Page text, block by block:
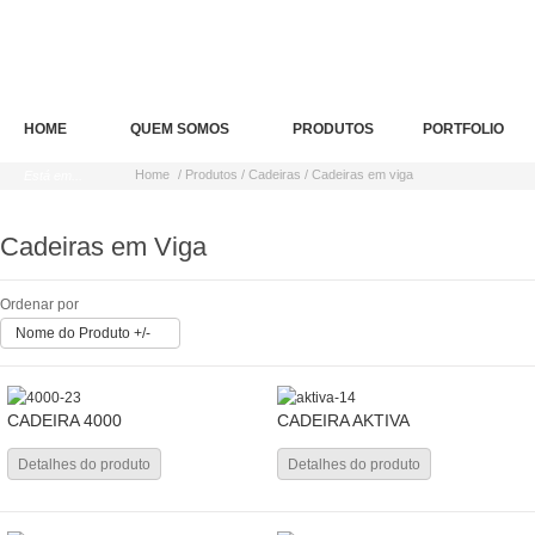
HOME QUEM SOMOS PRODUTOS PORTFOLIO
Home / Produtos / Cadeiras / Cadeiras em viga
Cadeiras em Viga
Ordenar por
Nome do Produto +/-
CADEIRA 4000
Detalhes do produto
CADEIRA AKTIVA
Detalhes do produto